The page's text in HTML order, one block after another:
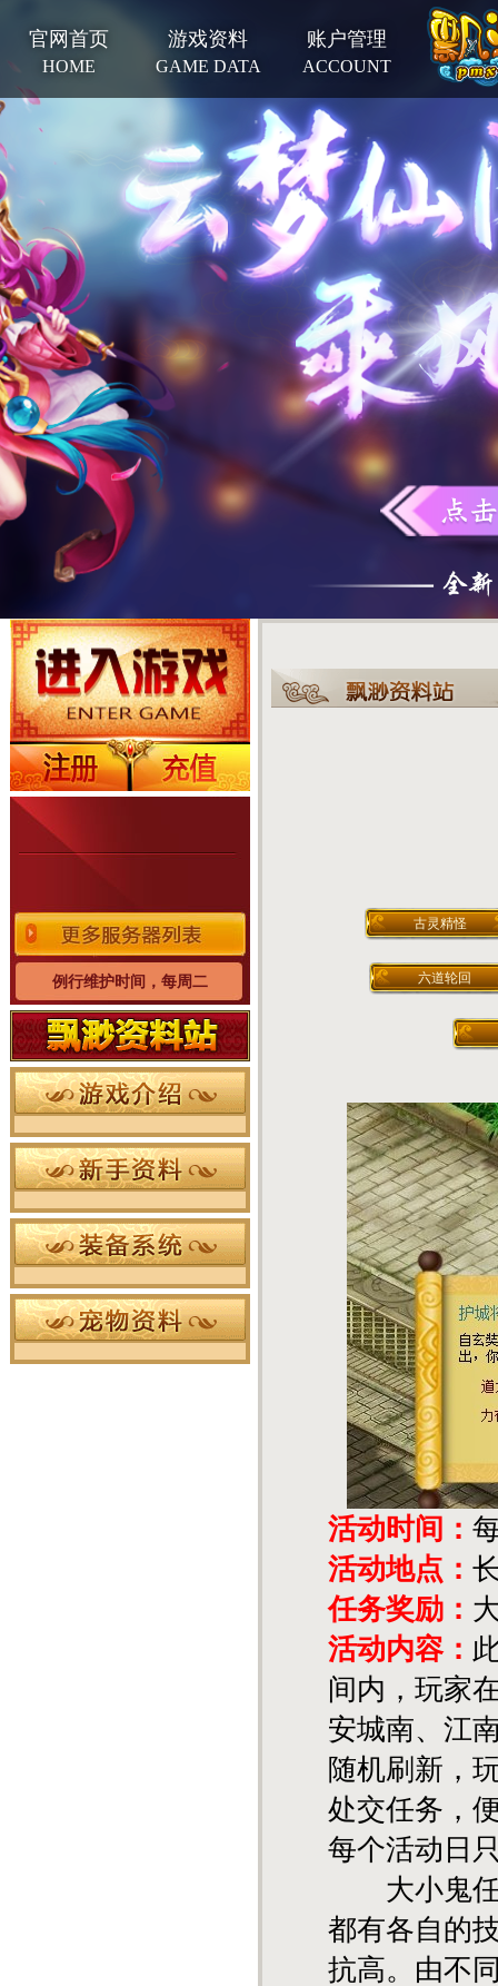
官网首页
HOME
游戏资料
GAME DATA
账户管理
ACCOUNT
古灵精怪
六道轮回
活动时间：
活动地点：
任务奖励：
活动内容：
间内，玩家
安城南、江
随机刷新，
处交任务，
每个活动日
大小鬼任
都有各自的
抗高。由不
例行维护时间，每周二